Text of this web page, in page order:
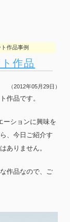
作品事例
作品
（2012年05月29日）
作品です。
ーションに興味を
、今日ご紹介す
ありません。
作品なので、ご